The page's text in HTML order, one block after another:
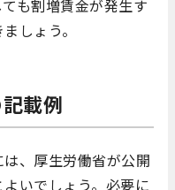
も割増賃金が発生す
しょう。
載例
、厚生労働省が公開
いでしょう。必要に